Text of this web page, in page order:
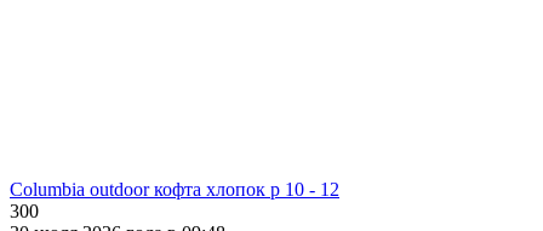
Columbia outdoor кофта хлопок р 10 - 12
300